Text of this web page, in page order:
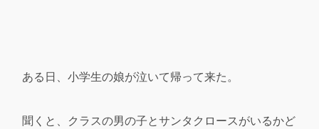
ある日、小学生の娘が泣いて帰って来た。
聞くと、クラスの男の子とサンタクロースがいるかど